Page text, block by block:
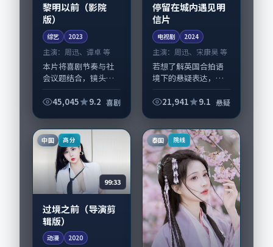
黎明以前（影院
版）
综艺 2023
主演： 周迅、谭卓 等
本片将喜剧节奏与社
会议题结合，镜头语
《黎明以前（影院
主线；取景与声音设
计凸显中国香港城市
质感...
45,045 9.2 喜剧
停留在城内遇见明
信片
电视剧 2024
主演： 周迅、宋康昊 等
若想了解英国合拍语
境下的悬疑表达，
信片》值得关注：剧
迅、宋康昊与配角群
戏并重。影片2024
年...
21,941 9.1 悬疑
中国 高分
99:33
过境之前（导演剪
辑版）
动漫 2020
泰国 院线